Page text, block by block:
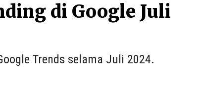
di Google Juli
Trends selama Juli 2024.